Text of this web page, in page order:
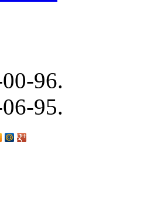
96.
95.